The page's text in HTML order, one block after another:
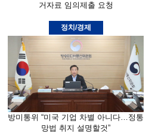
거자료 임의제출 요청
정치/경제
방미통위 “미국 기업 차별 아니다…정통
망법 취지 설명할것”